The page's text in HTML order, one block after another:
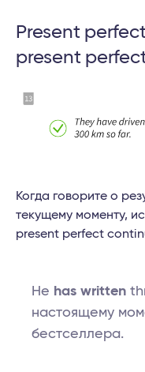
Present
present
Когда говорите о
текущему моменту,
present perfect
He has written
настоящему
бестселлера.